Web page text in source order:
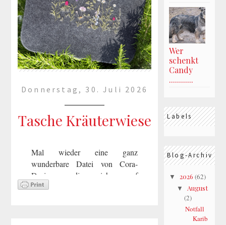
Donnerstag, 30. Juli 2026
Tasche Kräuterwiese
Mal wieder eine ganz
wunderbare Datei von Cora-
Design, die ich auf
meine Filztasche gestickt
Wer
schenkt
Candy
............
Labels
Blog-Archiv
▼ 2026 (62)
▼ August
(2)
Notfall
Karib